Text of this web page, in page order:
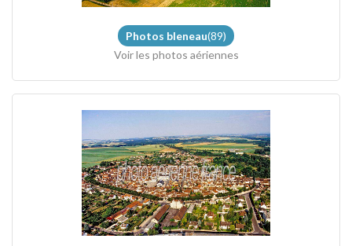
Photos bleneau(89)
Voir les photos aériennes